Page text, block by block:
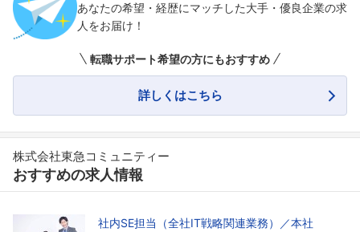
あなたの希望・経歴にマッチした大手・優良企業の求
人をお届け！
転職サポート希望の方にもおすすめ
詳しくはこちら
株式会社東急コミュニティー
おすすめの求人情報
社内SE担当（全社IT戦略関連業務）／本社